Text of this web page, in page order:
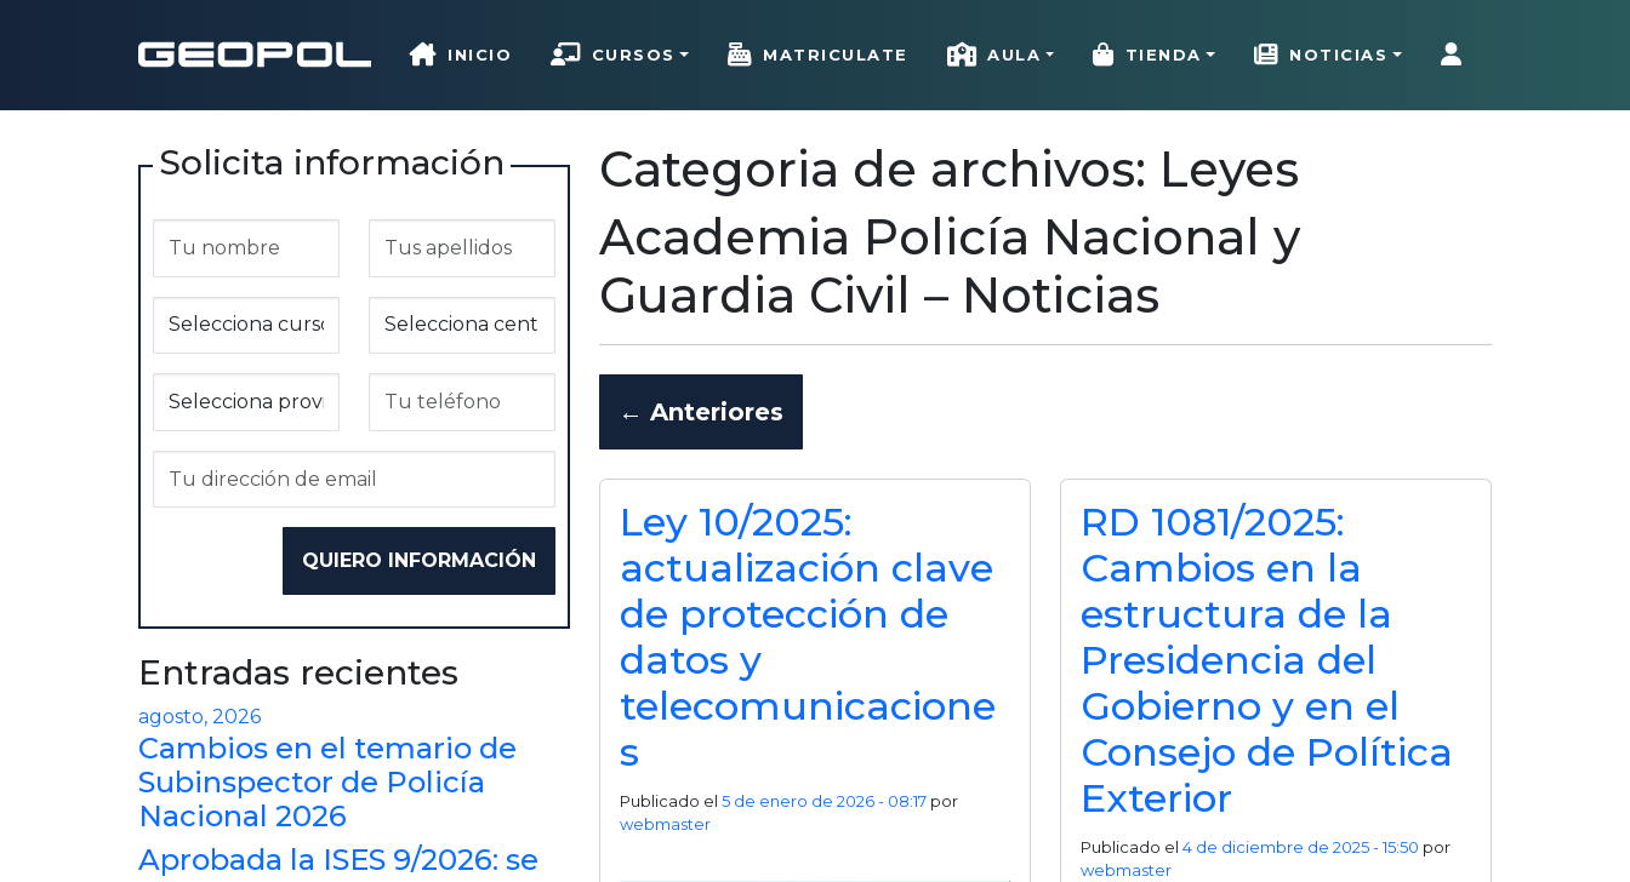
INICIO CURSOS MATRICULATE AULA TIENDA NOTICIAS
Categoria de archivos: Leyes
Academia Policía Nacional y
Guardia Civil – Noticias
← Anteriores
Ley 10/2025:
actualización clave
de protección de
datos y
telecomunicacione
s
Publicado el 5 de enero de 2026 - 08:17 por
webmaster
RD 1081/2025:
Cambios en la
estructura de la
Presidencia del
Gobierno y en el
Consejo de Política
Exterior
Publicado el 4 de diciembre de 2025 - 15:50 por
webmaster
Solicita información
Entradas recientes
agosto, 2026
Cambios en el temario de
Subinspector de Policía
Nacional 2026
Aprobada la ISES 9/2026: se